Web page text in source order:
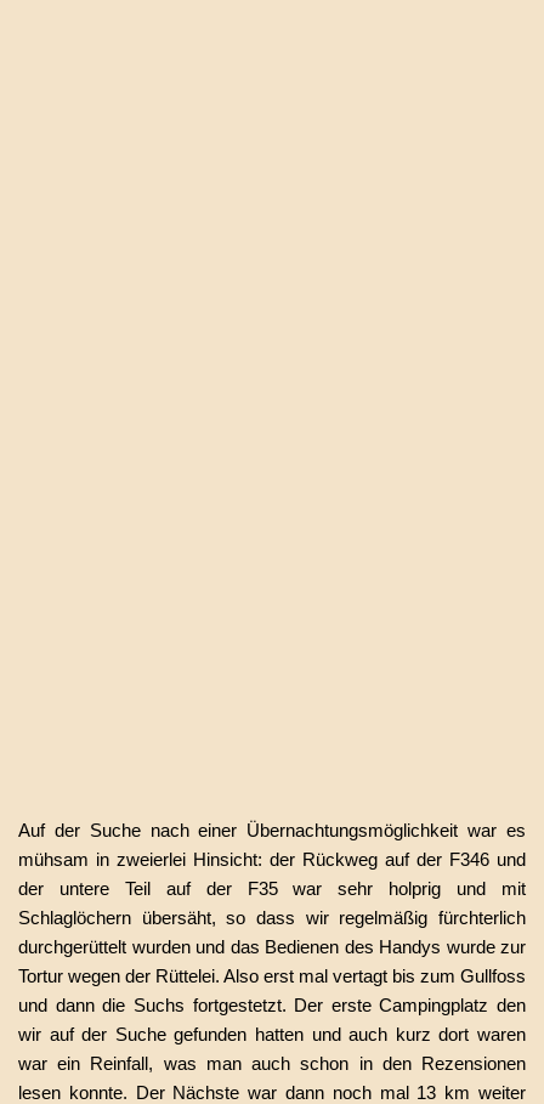
Auf der Suche nach einer Übernachtungsmöglichkeitwar es
mühsam in zweierlei Hinsicht: der Rückweg auf der F346 und
der untere Teil auf der F35 war sehr holprig und mit
Schlaglöchern übersäht, so dass wir regelmäßig fürchterlich
durchgerüttelt wurden und das Bedienen des Handys wurde zur
Tortur wegen der Rüttelei. Also erst mal vertagt bis zum Gullfoss
und dann die Suchs fortgestetzt. Der erste Campingplatz den
wir auf der Suche gefunden hatten und auch kurz dort waren
war ein Reinfall, was man auch schon in den Rezensionen
lesen konnte. Der Nächste war dann noch mal 13 km weiter